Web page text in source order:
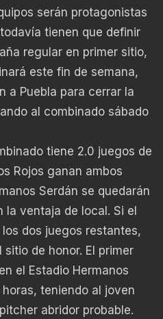
serán protagonistas
todavía tienen que definir
regular en primer sitio,
este fin de semana,
a Puebla para cerrar la
al combinado sábado
tiene 2.0 juegos de
Rojos ganan ambos
Serdán se quedarán
la ventaja de local. Si el
dos juegos restantes,
de honor. El primer
el Estadio Hermanos
teniendo al joven
abridor probable.